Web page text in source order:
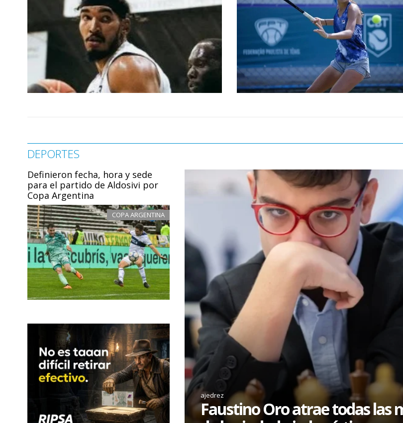
DEPORTES
Definieron fecha, hora y sede
para el partido de Aldosivi por
Copa Argentina
COPA ARGENTINA
ajedrez
Faustino Oro atrae todas las